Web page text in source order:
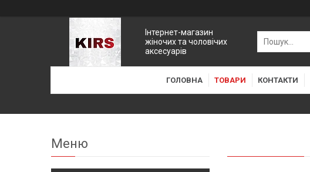
Інтернет-магазин
жіночих та чоловічих
аксесуарів
ГОЛОВНА ТОВАРИ КОНТАКТИ